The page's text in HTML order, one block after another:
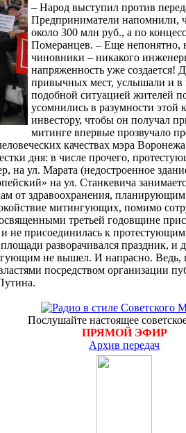
– Народ выступил против
Предприниматели напомнили,
около 300 млн руб., а по
Померанцев. – Еще непонятно,
чиновники – никакого
напряженность уже создается!
привычных мест, услышали и в
подобной ситуацией жителей
усомнились в разумности этой
инвестору, чтобы он получал
митинге впервые прозвучало
качествах мэра
дня: в числе прочего,
на ул. Марата (недостроенное
на ул. Станкевича
здравоохранения,
митингующих, помимо
третьей годовщине
не присоединилась к
разворачивался праздник,
не вышел. И напрасно. Ведь,
посредством
Послушайте настоящее
ПРЯМОЙ ЭФИР
Архив передач